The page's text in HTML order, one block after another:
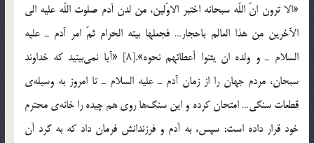
«الا ترون انّ اللّه سبحانه اختبر الاوّلين، من لدن آدم صلوت اللّه عليه الي
الآخرين من هذا العالم باحجار… فجعلها بيته الحرام ثمّ امر آدم ـ عليه
السلام ـ و ولده ان يثنوا أعطائهم نحوه».[8] «آيا نمي‌بينيد كه خداوند
سبحان، مردم جهان را از زمان آدم ـ عليه السلام ـ تا امروز به وسيله‎ي
قطعات سنگي… امتحان كرده و اين سنگ‌ها روي هم چيده را خانه‎ي محترم
خود قرار داده است; سپس، به آدم و فرزندانش فرمان داد كه به گرد آن